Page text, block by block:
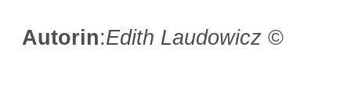
Autorin:Edith Laudowicz ©